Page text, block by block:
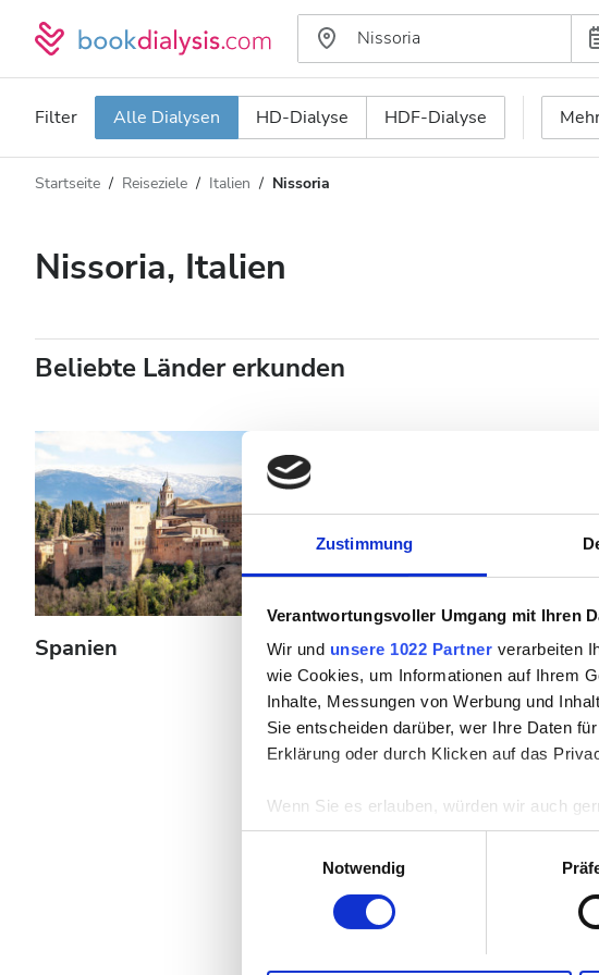
Zustimmung
Verantwortungsvoller Umgang mit Ihren
Wir und unsere 1022 Partner verarbeiten
wie Cookies, um Informationen auf Ihrem
Inhalte, Messungen von Werbung und
Sie entscheiden darüber, wer Ihre Daten
Erklärung oder durch Klicken auf das
Wenn Sie es erlauben, würden wir auch
Informationen über Ihre
Ihr Gerät durch aktives Scannen
Erfahren Sie mehr darüber, wie Ihre
Einzelheitenfest.
Wir verwenden Cookies, um Inhalte und
Notwendig
Filter Alle Dialysen HD-Dialyse HDF-Dialyse
Art der Dialyse
Alle Dialysen
HDF-Dialyse
Patienten mit HIV
Patienten mit Hepatitis B
Patienten mit Hepatitis C
EKVK
GHIC
Entfernung
Bewertung
Startseite Reiseziele Italien Nissoria
Nissoria, Italien
Beliebte Länder erkunden
Spanien Griechenland